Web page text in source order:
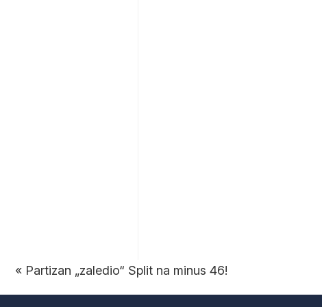
« Partizan „zaledio“ Split na minus 46!